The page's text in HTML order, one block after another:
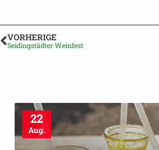
VORHERIGE
Seidingstädter Weinfest
22
Aug.